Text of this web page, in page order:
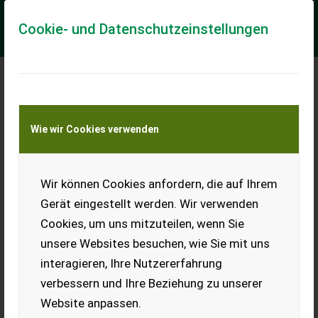
Cookie- und Datenschutzeinstellungen
Wie wir Cookies verwenden
Wir können Cookies anfordern, die auf Ihrem
Gerät eingestellt werden. Wir verwenden
Cookies, um uns mitzuteilen, wenn Sie
unsere Websites besuchen, wie Sie mit uns
interagieren, Ihre Nutzererfahrung
verbessern und Ihre Beziehung zu unserer
Website anpassen.
Meine Transportkostenanfrage
Transport von Land- und Baumaschinen –
KEINE Tiertransporte
Ladewagen Ernteprofi
2
Ernteprofi 2, Schwingen-
Ladewagen mit 27 Messern,
3 Dosierwalzen mit
Förderband für Hochsilo oder
Grünfütterung. Voll
funktionierend, sofort